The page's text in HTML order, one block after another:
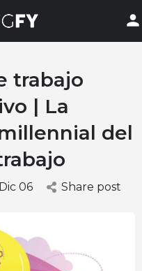
trabajo
| La
del
Dic 06 Share post